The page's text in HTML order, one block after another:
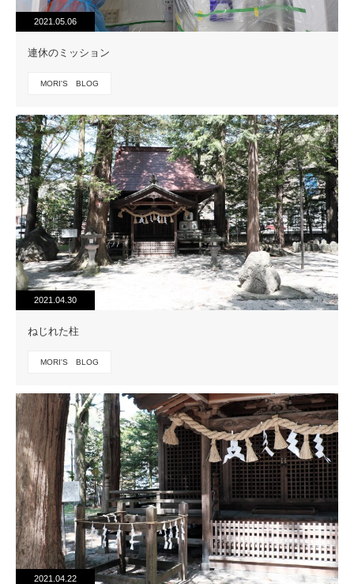
2021.05.06
連休のミッション
MORI'S BLOG
2021.04.30
ねじれた柱
MORI'S BLOG
2021.04.22